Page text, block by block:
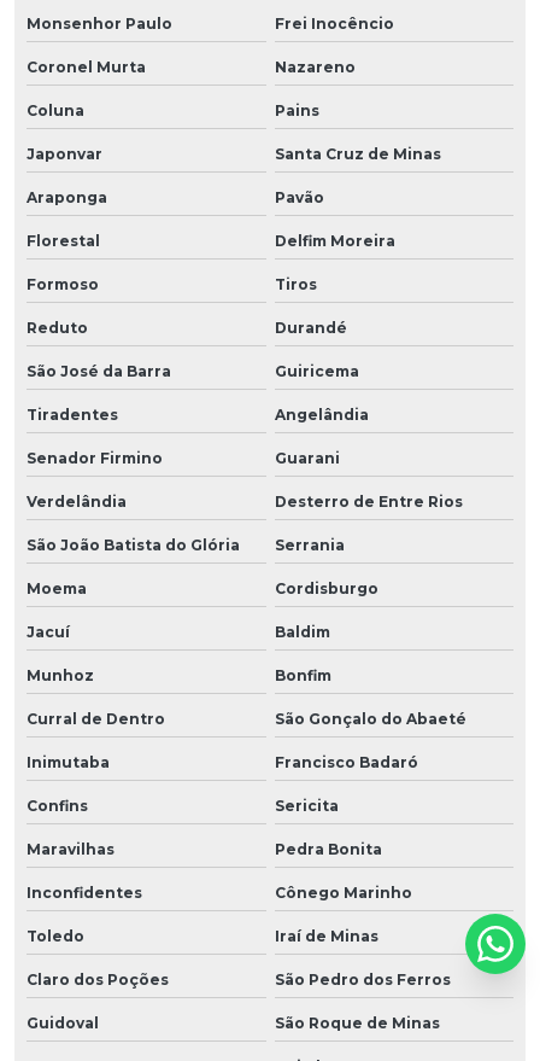
Monsenhor Paulo Frei Inocêncio
Coronel Murta Nazareno
Coluna Pains
Japonvar Santa Cruz de Minas
Araponga Pavão
Florestal Delfim Moreira
Formoso Tiros
Reduto Durandé
São José da Barra Guiricema
Tiradentes Angelândia
Senador Firmino Guarani
Verdelândia Desterro de Entre Rios
São João Batista do Glória Serrania
Moema Cordisburgo
Jacuí Baldim
Munhoz Bonfim
Curral de Dentro São Gonçalo do Abaeté
Inimutaba Francisco Badaró
Confins Sericita
Maravilhas Pedra Bonita
Inconfidentes Cônego Marinho
Toledo Iraí de Minas
Claro dos Poções São Pedro dos Ferros
Guidoval São Roque de Minas